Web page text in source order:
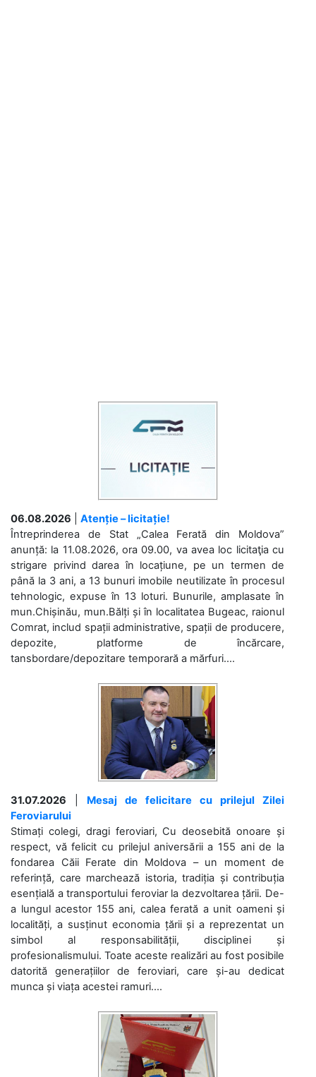
06.08.2026
Atenție – licitație!
Întreprinderea de Stat „Calea Ferată din Moldova”
anunță: la 11.08.2026, ora 09.00, va avea loc licitaţia cu
strigare privind darea în locațiune, pe un termen de
până la 3 ani, a 13 bunuri imobile neutilizate în procesul
tehnologic, expuse în 13 loturi. Bunurile, amplasate în
mun.Chișinău, mun.Bălți și în localitatea Bugeac, raionul
Comrat, includ spații administrative, spații de producere,
depozite, platforme de încărcare,
tansbordare/depozitare temporară a mărfuri....
31.07.2026
Mesaj de felicitare cu prilejul Zilei
Feroviarului
Stimați colegi, dragi feroviari, Cu deosebită onoare și
respect, vă felicit cu prilejul aniversării a 155 ani de la
fondarea Căii Ferate din Moldova – un moment de
referință, care marchează istoria, tradiția și contribuția
esențială a transportului feroviar la dezvoltarea țării. De-
a lungul acestor 155 ani, calea ferată a unit oameni și
localități, a susținut economia țării și a reprezentat un
simbol al responsabilității, disciplinei și
profesionalismului. Toate aceste realizări au fost posibile
datorită generațiilor de feroviari, care și-au dedicat
munca și viața acestei ramuri....